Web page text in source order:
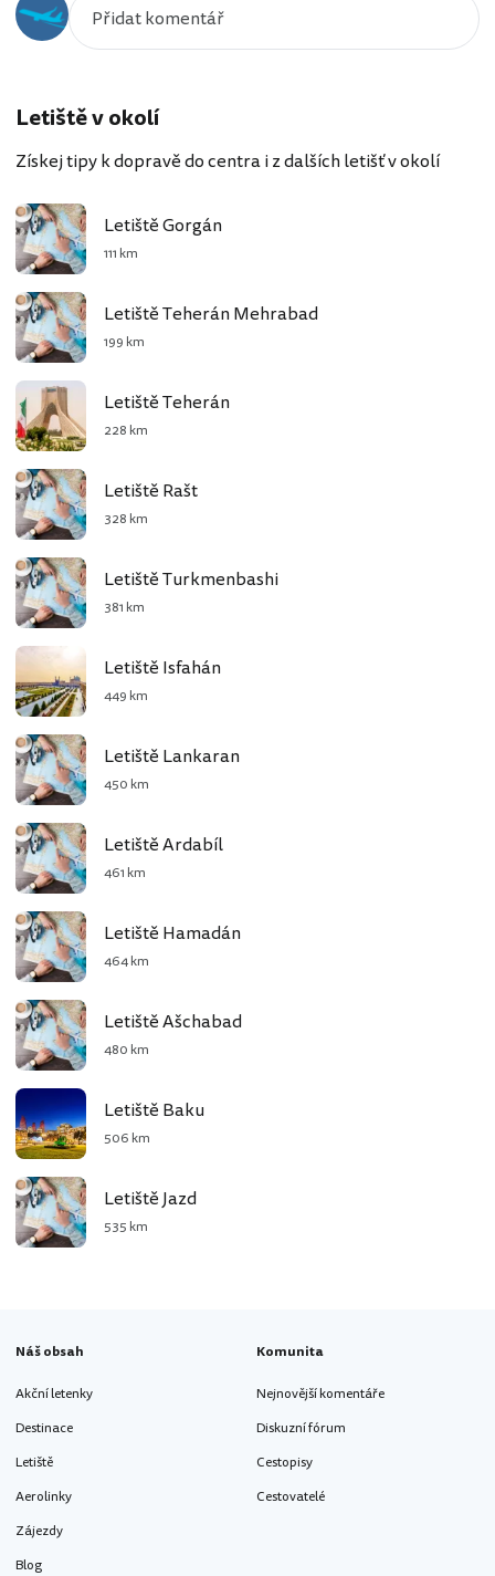
Letiště v okolí
Získej tipy k dopravě do centra i z dalších letišť v okolí
Letiště Gorgán
111 km
Letiště Teherán Mehrabad
199 km
Letiště Teherán
228 km
Letiště Rašt
328 km
Letiště Turkmenbashi
381 km
Letiště Isfahán
449 km
Letiště Lankaran
450 km
Letiště Ardabíl
461 km
Letiště Hamadán
464 km
Letiště Ašchabad
480 km
Letiště Baku
506 km
Letiště Jazd
535 km
Náš obsah
Akční letenky
Destinace
Letiště
Aerolinky
Zájezdy
Blog
Komunita
Nejnovější komentáře
Diskuzní fórum
Cestopisy
Cestovatelé